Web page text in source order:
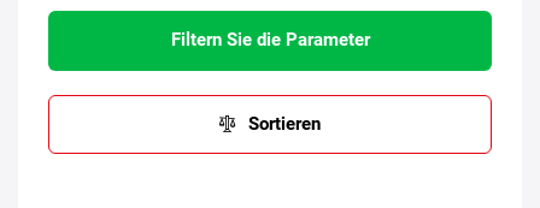
Filtern Sie die Parameter
Sortieren